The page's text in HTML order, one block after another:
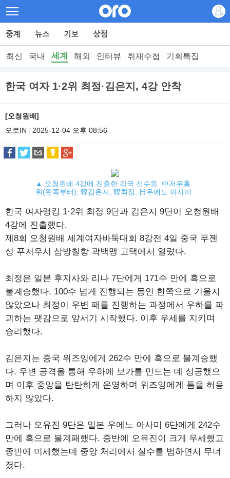
최신 국내 세계 해외 인터뷰 취재수첩 기획특집
한국 여자 1·2위 최정·김은지, 4강 안착
[오청원배]
오로IN
2025-12-04 오후 08:56
▲ 오청원배 4강에 진출한 각국 선수들. 中저우훙
위(왼쪽부터), 韓김은지, 韓최정, 日우에노 아사미.
한국 여자랭킹 1·2위 최정 9단과 김은지 9단이 오청원배
4강에 진출했다.
제8회 오청원배 세계여자바둑대회 8강전 4일 중국 푸젠
성 푸저우시 삼방칠항 곽백맹 고택에서 열렸다.
최정은 일본 후지사와 리나 7단에게 171수 만에 흑으로
불계승했다. 100수 넘게 진행되는 동안 한쪽으로 기울지
않았으나 최정이 우변 패를 진행하는 과정에서 우하를 파
괴하는 팻감으로 앞서기 시작했다. 이후 우세를 지키며
승리했다.
김은지는 중국 위즈잉에게 262수 만에 흑으로 불계승했
다. 우변 공격을 통해 우하에 보가를 만드는 데 성공했으
며 이후 중앙을 탄탄하게 운영하며 위즈잉에게 틈을 허용
하지 않았다.
그러나 오유진 9단은 일본 우에노 아사미 6단에게 242수
만에 흑으로 불계패했다. 중반에 오유진이 크게 우세했고
종반에 미세했는데 중앙 처리에서 실수를 범하면서 무너
졌다.